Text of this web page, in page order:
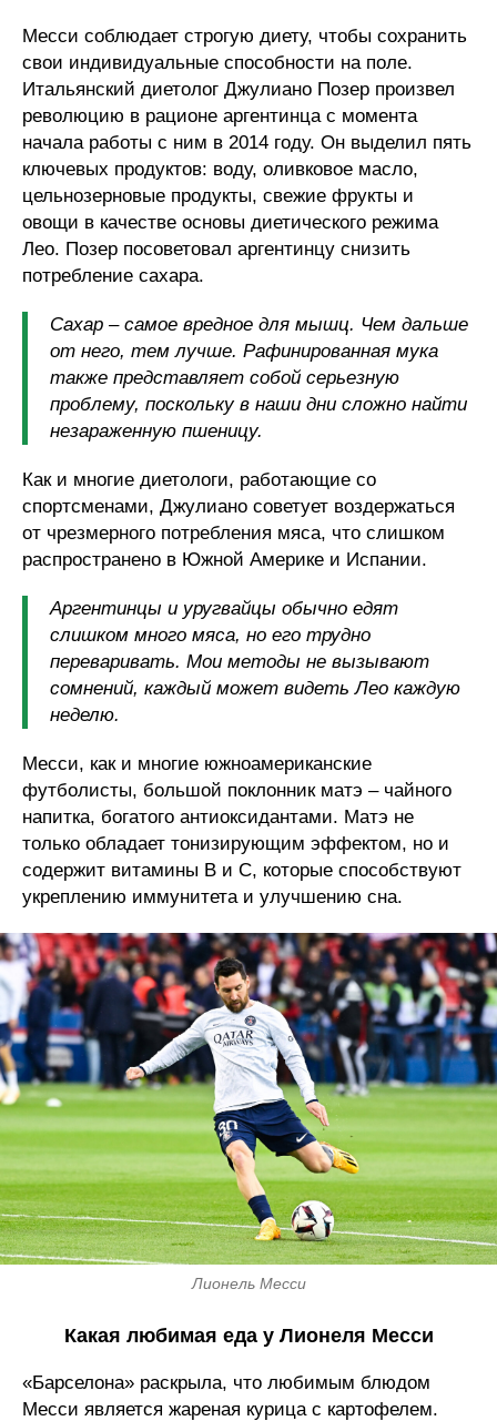
Месси соблюдает строгую диету, чтобы сохранить
свои индивидуальные способности на поле.
Итальянский диетолог Джулиано Позер произвел
революцию в рационе аргентинца с момента
начала работы с ним в 2014 году. Он выделил пять
ключевых продуктов: воду, оливковое масло,
цельнозерновые продукты, свежие фрукты и
овощи в качестве основы диетического режима
Лео. Позер посоветовал аргентинцу снизить
потребление сахара.
Сахар – самое вредное для мышц. Чем дальше
от него, тем лучше. Рафинированная мука
также представляет собой серьезную
проблему, поскольку в наши дни сложно найти
незараженную пшеницу.
Как и многие диетологи, работающие со
спортсменами, Джулиано советует воздержаться
от чрезмерного потребления мяса, что слишком
распространено в Южной Америке и Испании.
Аргентинцы и уругвайцы обычно едят
слишком много мяса, но его трудно
переваривать. Мои методы не вызывают
сомнений, каждый может видеть Лео каждую
неделю.
Месси, как и многие южноамериканские
футболисты, большой поклонник матэ – чайного
напитка, богатого антиоксидантами. Матэ не
только обладает тонизирующим эффектом, но и
содержит витамины B и C, которые способствуют
укреплению иммунитета и улучшению сна.
Лионель Месси
Какая любимая еда у Лионеля Месси
«Барселона» раскрыла, что любимым блюдом
Месси является жареная курица с картофелем.